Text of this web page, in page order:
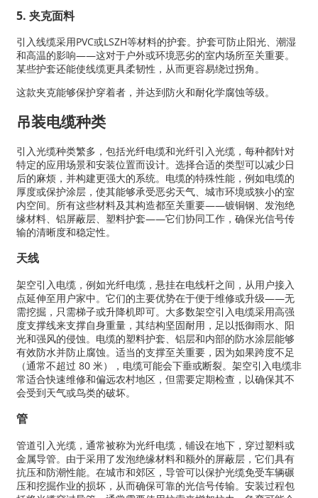
5. 夹克面料
引入线缆采用PVC或LSZH等材料的护套。护套可防止阳光、潮湿
和高温的影响——这对于户外或环境恶劣的室内场所至关重要。
某些护套还能使线缆更具柔韧性，从而更容易绕过拐角。
这款夹克能够保护穿着者，并达到防火和耐化学腐蚀等级。
吊装电缆种类
引入光缆种类繁多，包括光纤电缆和光纤引入光缆，每种都针对
特定的应用场景和安装位置而设计。选择合适的类型可以减少日
后的麻烦，并构建更强大的系统。电缆的特殊性能，例如电缆的
厚度或保护涂层，使其能够承受恶劣天气、城市环境或狭小的室
内空间。所有这些材料及其构造都至关重要——镀铜钢、发泡绝
缘材料、铝屏蔽层、塑料护套——它们协同工作，确保光信号传
输的清晰度和稳定性。
天线
架空引入电缆，例如光纤电缆，悬挂在电线杆之间，从用户接入
点延伸至用户家中。它们的主要优势在于便于维修或升级——无
需挖掘，只需梯子或升降机即可。大多数架空引入电缆采用高强
度支撑线来支撑自身重量，其结构坚固耐用，足以抵御雨水、阳
光和强风的侵蚀。电缆的塑料护​​套、铝层和内部的防水涂层能够
有效防水并防止腐蚀。适当的支撑至关重要，因为如果跨度不足
（通常不超过 80 米），电缆可能会下垂或断裂。架空引入电缆非
常适合快速维修和偏远农村地区，但需要定期检查，以确保其不
会受到天气或鸟类的破坏。
管
管道引入光缆，通常被称为光纤电缆，铺设在地下，穿过塑料或
金属导管。由于采用了发泡绝缘材料和额外的屏蔽层，它们具有
抗压和防潮性能。在城市和郊区，导管可以保护光缆免受车辆碾
压和挖掘作业的损坏，从而确保可靠的光信号传输。安装过程包